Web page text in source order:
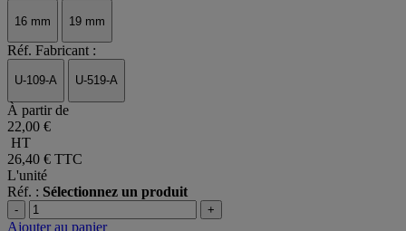
16 mm 19 mm
Réf. Fabricant :
U-109-A U-519-A
À partir de
22,00 €
HT
26,40 € TTC
L'unité
Réf. : Sélectionnez un produit
- +
Ajouter au panier